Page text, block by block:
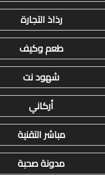
رذاذ التجارة
طعم وكيف
شهود نت
أركاني
مباشر التقنية
مدونة صحبة